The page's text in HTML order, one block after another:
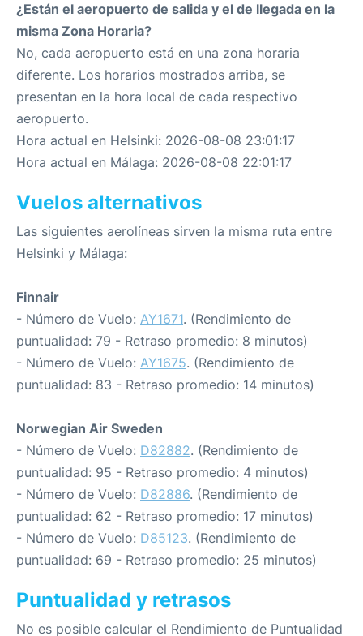
¿Están el aeropuerto de salida y el de llegada en la
misma Zona Horaria?
No, cada aeropuerto está en una zona horaria
diferente. Los horarios mostrados arriba, se
presentan en la hora local de cada respectivo
aeropuerto.
Hora actual en Helsinki: 2026-08-08 23:01:17
Hora actual en Málaga: 2026-08-08 22:01:17
Vuelos alternativos
Las siguientes aerolíneas sirven la misma ruta entre
Helsinki y Málaga:
Finnair
- Número de Vuelo: AY1671. (Rendimiento de
puntualidad: 79 - Retraso promedio: 8 minutos)
- Número de Vuelo: AY1675. (Rendimiento de
puntualidad: 83 - Retraso promedio: 14 minutos)
Norwegian Air Sweden
- Número de Vuelo: D82882. (Rendimiento de
puntualidad: 95 - Retraso promedio: 4 minutos)
- Número de Vuelo: D82886. (Rendimiento de
puntualidad: 62 - Retraso promedio: 17 minutos)
- Número de Vuelo: D85123. (Rendimiento de
puntualidad: 69 - Retraso promedio: 25 minutos)
Puntualidad y retrasos
No es posible calcular el Rendimiento de Puntualidad